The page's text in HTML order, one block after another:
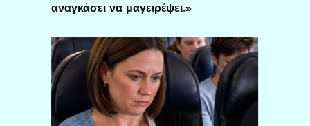
αναγκάσει να μαγειρέψει.»